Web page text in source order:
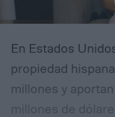
En Estados
propiedad
millones y
millones de